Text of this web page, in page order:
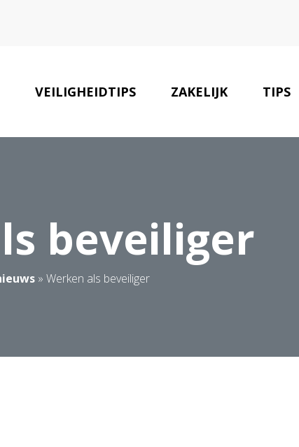
VEILIGHEIDTIPS ZAKELIJK TIPS
beveiliger
» Werken als beveiliger